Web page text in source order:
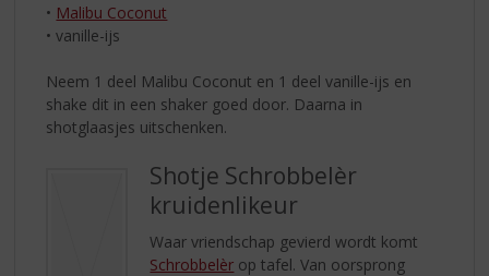
• Malibu Coconut
• vanille-ijs
Neem 1 deel Malibu Coconut en 1 deel vanille-ijs en
shake dit in een shaker goed door. Daarna in
shotglaasjes uitschenken.
Shotje Schrobbelèr
kruidenlikeur
Waar vriendschap gevierd wordt komt
Schrobbelèr op tafel. Van oorsprong